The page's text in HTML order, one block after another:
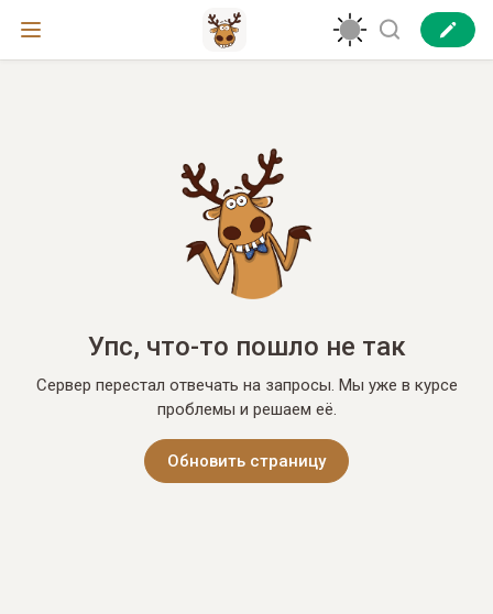
Упс, что-то пошло не так
Сервер перестал отвечать на запросы. Мы уже в курсе
проблемы и решаем её.
Обновить страницу